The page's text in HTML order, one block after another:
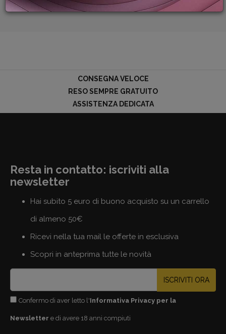
GIFT
CONSEGNA VELOCE
RESO SEMPRE GRATUITO
ASSISTENZA DEDICATA
Resta in contatto: iscriviti alla
newsletter
Hai subito 5 euro di buono acquisto su un carrello
di almeno 50€
Ricevi nella tua mail le offerte in esclusiva
Scopri in anteprima tutte le novità
ISCRIVITI ORA
Confermo di aver letto l'Informativa Privacy per la
Newsletter e di avere 18 anni compiuti